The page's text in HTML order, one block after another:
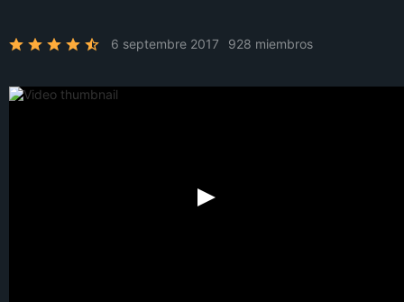
6 septembre 2017 928 miembros